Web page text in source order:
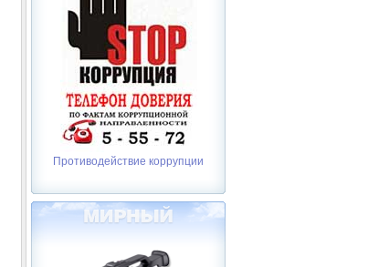
Противодействие коррупции